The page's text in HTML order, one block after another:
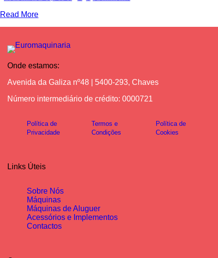
Read More
Onde estamos:
Avenida da Galiza nº48 | 5400-293, Chaves
Número intermediário de crédito: 0000721
Política de
Privacidade
Termos e
Condições
Política de
Cookies
Links Úteis
Sobre Nós
Máquinas
Máquinas de Aluguer
Acessórios e Implementos
Contactos